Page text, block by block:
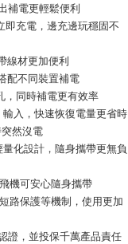
補電更輕鬆便利
即充電，邊充邊玩穩固不
線材更加便利
配不同裝置補電
，同時補電更有效率
輸入，快速恢復電量更省時
然沒電
化設計，隨身攜帶更無負
機可安心隨身攜帶
路保護等機制，使用更加
證，並投保千萬產品責任